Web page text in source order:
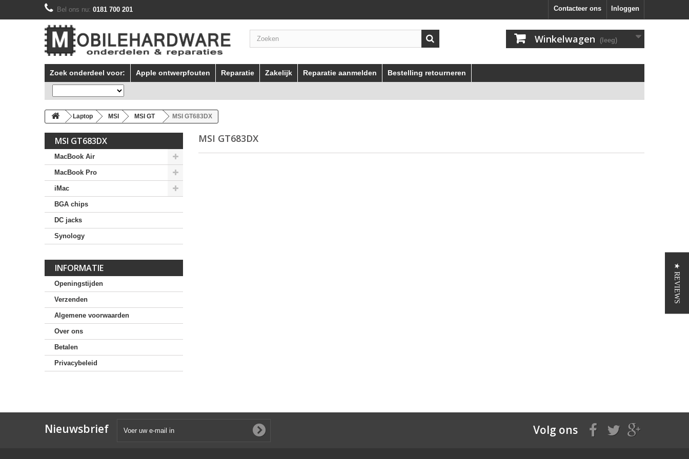
Inloggen
Contacteer ons
Bel ons nu: 0181 700 201
Winkelwagen (leeg)
Zoek onderdeel voor: Apple ontwerpfouten Reparatie Zakelijk Reparatie aanmelden Bestelling retourneren
Laptop MSI MSI GT MSI GT683DX
MSI GT683DX
MacBook Air
MacBook Pro
iMac
BGA chips
DC jacks
Synology
INFORMATIE
Openingstijden
Verzenden
Algemene voorwaarden
Over ons
Betalen
Privacybeleid
MSI GT683DX
Nieuwsbrief Volg ons
★ REVIEWS